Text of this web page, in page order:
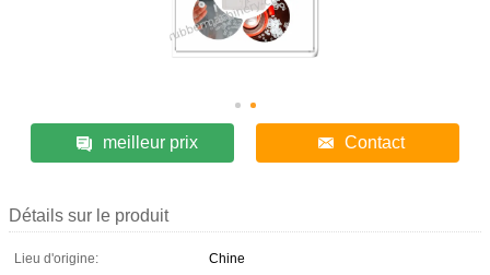
meilleur prix Contact
Détails sur le produit
Lieu d'origine:
Chine